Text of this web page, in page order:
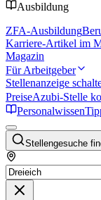
Ausbildung
ZFA-Ausbildung
Karriere-Artikel im
Magazin
Für Arbeitgeber
Stellenanzeige
PreiseAzubi-Stelle
Personalwissen
Stellengesuche